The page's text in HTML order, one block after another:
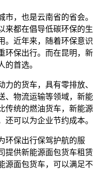
市，也是云南省的省会。
来都在倡导低碳环保的生
。近年来，随着环保意识
环保出行。而在昆明，新
的首选。
力的货车，具有零排放、
、物流运输等领域，新能
传统的燃油货车，新能源
可以为企业节约成本。
环保出行保驾护航的服
提供新能源面包货车租赁
源面包货车，可以满足不